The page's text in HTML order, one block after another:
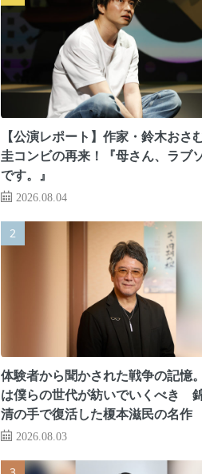
【公演レポート】作家・鈴木おさ
圭コンビの再来！『母さん、ラブ
です。』
2026.08.04
体験者から聞かされた戦争の記憶
は僕らの世代が紡いでいくべき
清の手で復活した榎本滋民の名作
2026.08.03